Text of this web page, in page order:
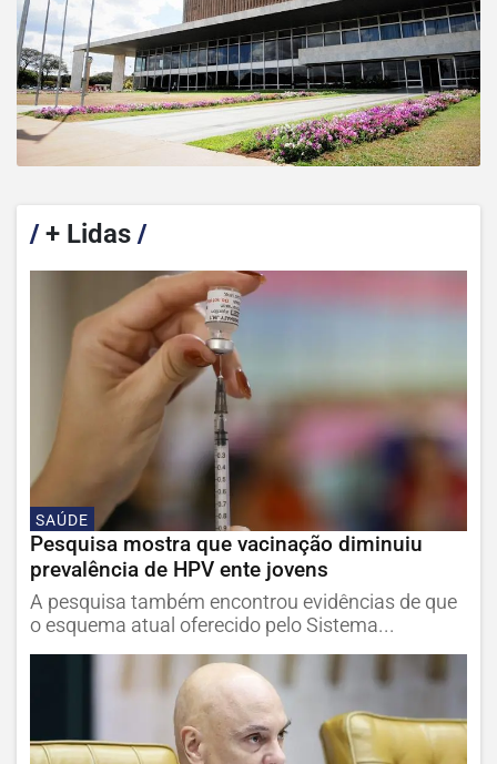
/+ Lidas /
SAÚDE
Pesquisa mostra que vacinação diminuiu
prevalência de HPV ente jovens
A pesquisa também encontrou evidências de que
o esquema atual oferecido pelo Sistema...